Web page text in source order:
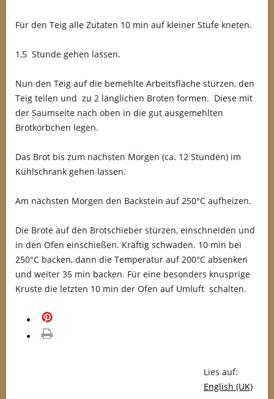
Für den Teig alle Zutaten 10 min auf kleiner Stufe kneten.
1,5 Stunde gehen lassen.
Nun den Teig auf die bemehlte Arbeitsfläche stürzen, den
Teig teilen und zu 2 länglichen Broten formen. Diese mit
der Saumseite nach oben in die gut ausgemehlten
Brotkörbchen legen.
Das Brot bis zum nächsten Morgen (ca. 12 Stunden) im
Kühlschrank gehen lassen.
Am nächsten Morgen den Backstein auf 250°C aufheizen.
Die Brote auf den Brotschieber stürzen, einschneiden und
in den Ofen einschießen. Kräftig schwaden. 10 min bei
250°C backen, dann die Temperatur auf 200°C absenken
und weiter 35 min backen. Für eine besonders knusprige
Kruste die letzten 10 min der Ofen auf Umluft schalten.
Lies auf:
English (UK)